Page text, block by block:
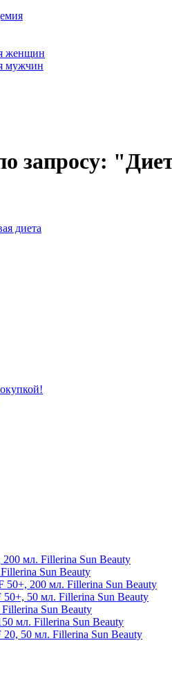
женщин
мужчин
запросу:
диета
мл. Fillerina Sun Beauty
Sun Beauty
50+, 200 мл. Fillerina Sun Beauty
50 мл. Fillerina Sun Beauty
Sun Beauty
мл. Fillerina Sun Beauty
50 мл. Fillerina Sun Beauty